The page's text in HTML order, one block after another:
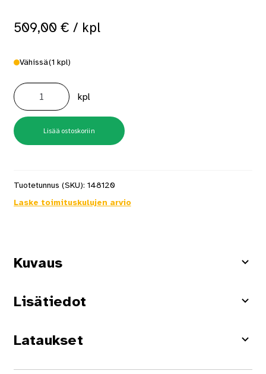
509,00 € / kpl
Vähissä(1 kpl)
GKF
18V-
8
solo
TE
600
Reunajyrsin
määrä
kpl
Lisää ostoskoriin
Tuotetunnus (SKU): 148120
Laske toimituskulujen arvio
Kuvaus
Lisätiedot
Lataukset